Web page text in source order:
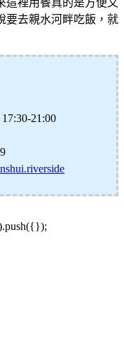
要去親水河畔吃飯，就
21:00